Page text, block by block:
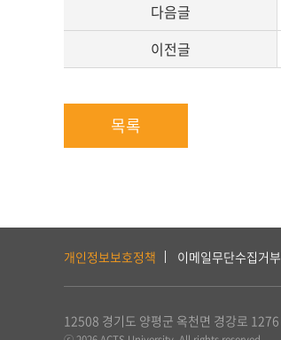
다음글
이전글
목록
개인정보보호정책 이메일무단수집거부
12508 경기도 양평군 옥천면 경강로 1276